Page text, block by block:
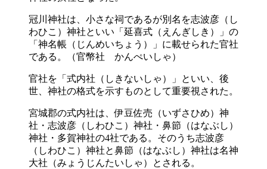
冠川神社は、小さな祠であるが別名を志波彦（し
わひこ）神社といい「延喜式（えんぎしき）」の
「神名帳（じんめいちょう）」に載せられた官社
である。（官幣社 かんぺいしゃ）
官社を「式内社（しきないしゃ）」といい、後
世、神社の格式を示すものとして重要視された。
宮城郡の式内社は、伊豆佐売（いずさひめ）神
社・志波彦（しわひこ）神社・鼻節（はなぶし）
神社・多賀神社の4社である。そのうち志波彦
（しわひこ）神社と鼻節（はなぶし）神社は名神
大社（みょうじんたいしゃ）とされる。